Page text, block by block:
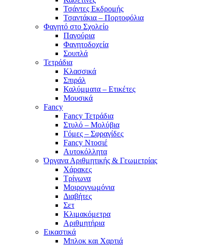
Τσάντες Εκδρομής
Τσαντάκια – Πορτοφόλια
Φαγητό στο Σχολείο
Παγούρια
Φαγητοδοχεία
Σουπλά
Τετράδια
Κλασσικά
Σπιράλ
Καλύμματα – Ετικέτες
Μουσικά
Fancy
Fancy Τετράδια
Στυλό – Μολύβια
Γόμες – Σφραγίδες
Fancy Ντοσιέ
Αυτοκόλλητα
Όργανα Αριθμητικής & Γεωμετρίας
Χάρακες
Τρίγωνα
Mοιρογνωμόνια
Διαβήτες
Σετ
Κλιμακόμετρα
Αριθμητήρια
Εικαστικά
Μπλοκ και Χαρτιά